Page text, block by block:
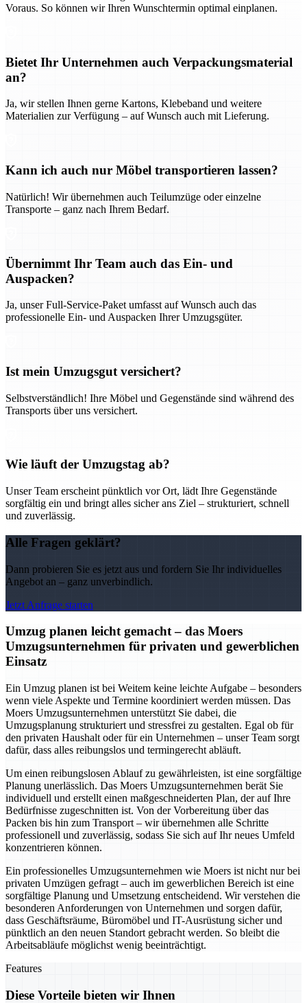
Voraus. So können wir Ihren Wunschtermin optimal einplanen.
Bietet Ihr Unternehmen auch Verpackungsmaterial
an?
Ja, wir stellen Ihnen gerne Kartons, Klebeband und weitere
Materialien zur Verfügung – auf Wunsch auch mit Lieferung.
Kann ich auch nur Möbel transportieren lassen?
Natürlich! Wir übernehmen auch Teilumzüge oder einzelne
Transporte – ganz nach Ihrem Bedarf.
Übernimmt Ihr Team auch das Ein- und
Auspacken?
Ja, unser Full-Service-Paket umfasst auf Wunsch auch das
professionelle Ein- und Auspacken Ihrer Umzugsgüter.
Ist mein Umzugsgut versichert?
Selbstverständlich! Ihre Möbel und Gegenstände sind während des
Transports über uns versichert.
Wie läuft der Umzugstag ab?
Unser Team erscheint pünktlich vor Ort, lädt Ihre Gegenstände
sorgfältig ein und bringt alles sicher ans Ziel – strukturiert, schnell
und zuverlässig.
Alle Fragen geklärt?
Dann probieren Sie es jetzt aus und fordern Sie Ihr individuelles
Angebot an – ganz unverbindlich.
Jetzt Anfrage starten
Umzug planen leicht gemacht – das Moers
Umzugsunternehmen für privaten und gewerblichen
Einsatz
Ein Umzug planen ist bei Weitem keine leichte Aufgabe – besonders
wenn viele Aspekte und Termine koordiniert werden müssen. Das
Moers Umzugsunternehmen unterstützt Sie dabei, die
Umzugsplanung strukturiert und stressfrei zu gestalten. Egal ob für
den privaten Haushalt oder für ein Unternehmen – unser Team sorgt
dafür, dass alles reibungslos und termingerecht abläuft.
Um einen reibungslosen Ablauf zu gewährleisten, ist eine sorgfältige
Planung unerlässlich. Das Moers Umzugsunternehmen berät Sie
individuell und erstellt einen maßgeschneiderten Plan, der auf Ihre
Bedürfnisse zugeschnitten ist. Von der Vorbereitung über das
Packen bis hin zum Transport – wir übernehmen alle Schritte
professionell und zuverlässig, sodass Sie sich auf Ihr neues Umfeld
konzentrieren können.
Ein professionelles Umzugsunternehmen wie Moers ist nicht nur bei
privaten Umzügen gefragt – auch im gewerblichen Bereich ist eine
sorgfältige Planung und Umsetzung entscheidend. Wir verstehen die
besonderen Anforderungen von Unternehmen und sorgen dafür,
dass Geschäftsräume, Büromöbel und IT-Ausrüstung sicher und
pünktlich an den neuen Standort gebracht werden. So bleibt die
Arbeitsabläufe möglichst wenig beeinträchtigt.
Features
Diese Vorteile bieten wir Ihnen